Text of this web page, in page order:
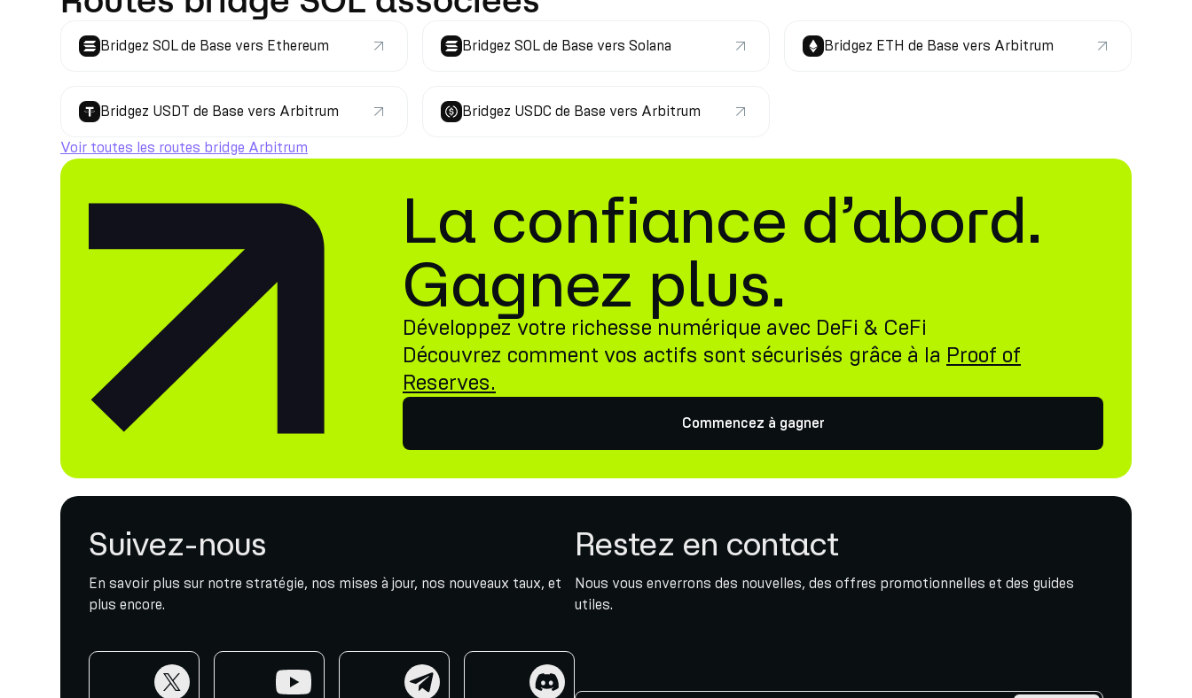
Bridgez SOL de Base vers Ethereum Bridgez SOL de Base vers Solana Bridgez ETH de Base vers Arbitrum
Bridgez USDT de Base vers Arbitrum Bridgez USDC de Base vers Arbitrum
Voir toutes les routes bridge Arbitrum
La confiance d’abord.
Gagnez plus.
Développez votre richesse numérique avec DeFi & CeFi
Découvrez comment vos actifs sont sécurisés grâce à la Proof of
Reserves.
Commencez à gagner
Suivez-nous
En savoir plus sur notre stratégie, nos mises à jour, nos nouveaux taux, et
plus encore.
Restez en contact
Nous vous enverrons des nouvelles, des offres promotionnelles et des guides
utiles.